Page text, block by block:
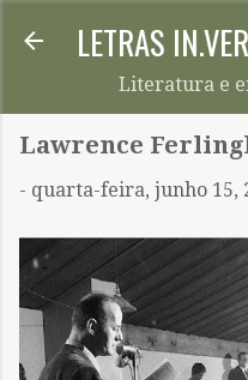
Pular para o
LETRAS
Literatura e
Lawrence
- quarta-feira, junho 15,